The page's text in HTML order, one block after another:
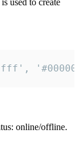
used to create
online/offline.